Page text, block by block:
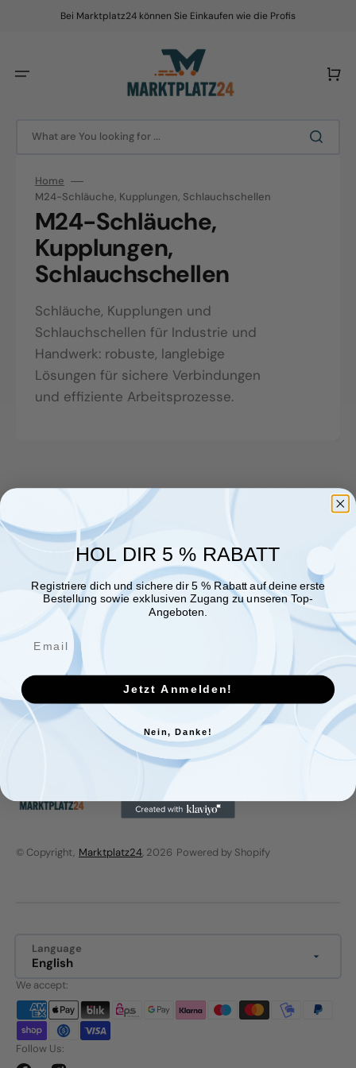
Bei Marktplatz24 können Sie Einkaufen wie die Profis
What are You looking for ...
Cart
Home
M24-Schläuche, Kupplungen, Schlauchschellen
Collection:
M24-Schläuche,
Kupplungen,
Schlauchschellen
Schläuche, Kupplungen und
Schlauchschellen für Industrie und
Handwerk: robuste, langlebige
Lösungen für sichere Verbindungen
und effiziente Arbeitsprozesse.
There are no products in this
collection yet
© Copyright, Marktplatz24, 2026 Powered by Shopify
Language
English
We accept:
Follow Us:
HOL DIR 5 % RABATT
Registriere dich und sichere dir 5 % Rabatt auf deine erste
Bestellung sowie exklusiven Zugang zu unseren Top-
Angeboten.
Jetzt Anmelden!
Nein, Danke!